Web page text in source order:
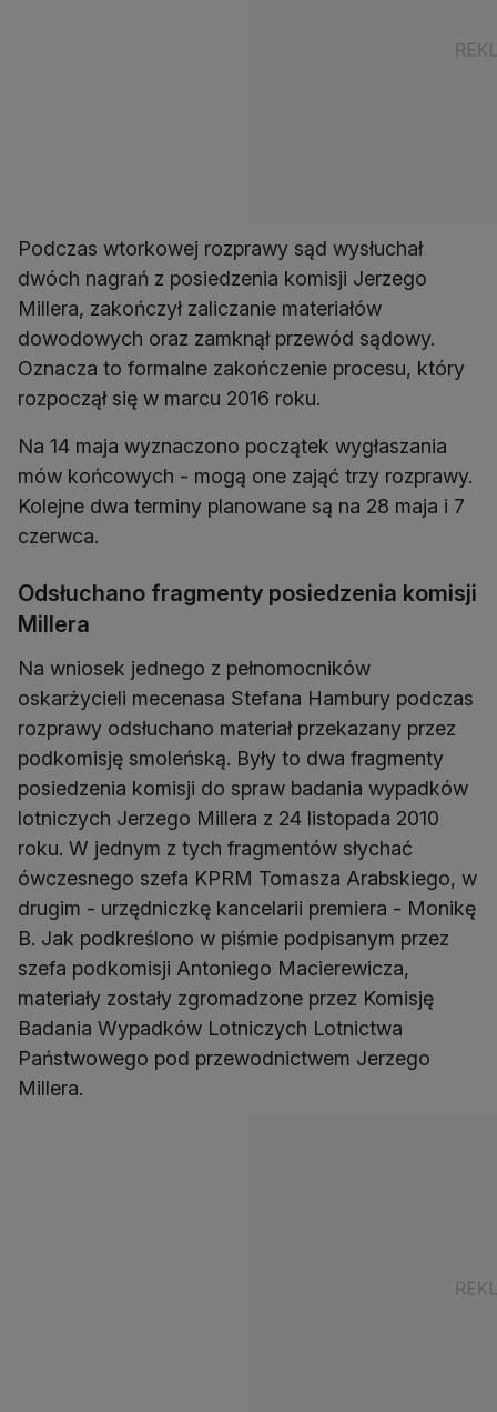
Podczas wtorkowej rozprawy sąd wysłuchał
dwóch nagrań z posiedzenia komisji Jerzego
Millera, zakończył zaliczanie materiałów
dowodowych oraz zamknął przewód sądowy.
Oznacza to formalne zakończenie procesu, który
rozpoczął się w marcu 2016 roku.
Na 14 maja wyznaczono początek wygłaszania
mów końcowych - mogą one zająć trzy rozprawy.
Kolejne dwa terminy planowane są na 28 maja i 7
czerwca.
Odsłuchano fragmenty posiedzenia komisji
Millera
Na wniosek jednego z pełnomocników
oskarżycieli mecenasa Stefana Hambury podczas
rozprawy odsłuchano materiał przekazany przez
podkomisję smoleńską. Były to dwa fragmenty
posiedzenia komisji do spraw badania wypadków
lotniczych Jerzego Millera z 24 listopada 2010
roku. W jednym z tych fragmentów słychać
ówczesnego szefa KPRM Tomasza Arabskiego, w
drugim - urzędniczkę kancelarii premiera - Monikę
B. Jak podkreślono w piśmie podpisanym przez
szefa podkomisji Antoniego Macierewicza,
materiały zostały zgromadzone przez Komisję
Badania Wypadków Lotniczych Lotnictwa
Państwowego pod przewodnictwem Jerzego
Millera.